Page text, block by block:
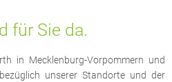
für Sie da.
in Mecklenburg-Vorpommern und
unserer Standorte und der